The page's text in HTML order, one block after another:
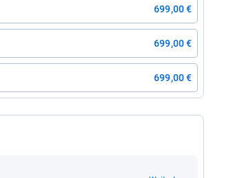
699,00 €
699,00 €
699,00 €